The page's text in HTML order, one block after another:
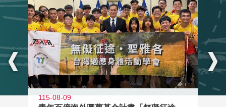
115-08-09